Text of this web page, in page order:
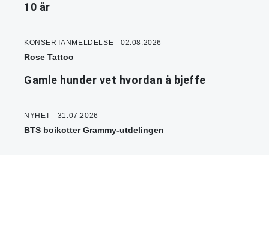
10 år
KONSERTANMELDELSE - 02.08.2026
Rose Tattoo
Gamle hunder vet hvordan å bjeffe
NYHET - 31.07.2026
BTS boikotter Grammy-utdelingen